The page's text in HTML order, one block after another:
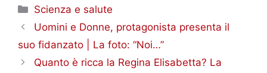
Categorie
Scienza e salute
Uomini e Donne, protagonista presenta il
suo fidanzato | La foto: “Noi…”
Quanto è ricca la Regina Elisabetta? La